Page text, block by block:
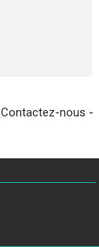
Contactez-nous -